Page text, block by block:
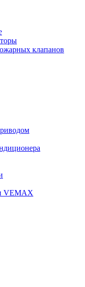
клапанов
VEMAX